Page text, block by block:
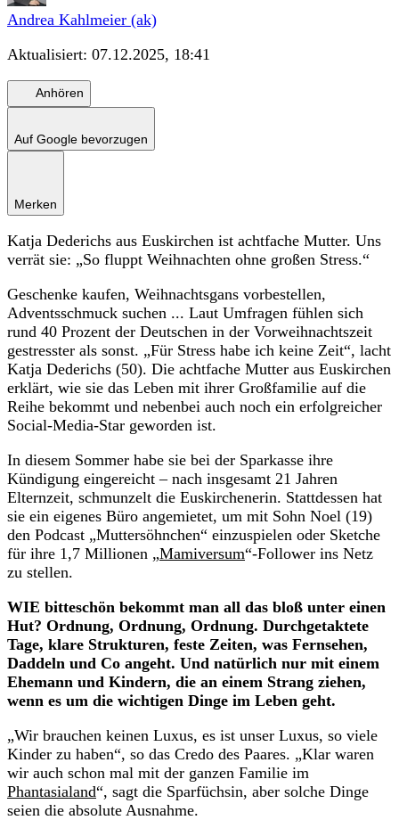
Andrea Kahlmeier (ak)
Aktualisiert: 07.12.2025, 18:41
Anhören
Auf Google bevorzugen
Merken
Katja Dederichs aus Euskirchen ist achtfache Mutter. Uns
verrät sie: „So fluppt Weihnachten ohne großen Stress.“
Geschenke kaufen, Weihnachtsgans vorbestellen,
Adventsschmuck suchen ... Laut Umfragen fühlen sich
rund 40 Prozent der Deutschen in der Vorweihnachtszeit
gestresster als sonst. „Für Stress habe ich keine Zeit“, lacht
Katja Dederichs (50). Die achtfache Mutter aus Euskirchen
erklärt, wie sie das Leben mit ihrer Großfamilie auf die
Reihe bekommt und nebenbei auch noch ein erfolgreicher
Social-Media-Star geworden ist.
In diesem Sommer habe sie bei der Sparkasse ihre
Kündigung eingereicht – nach insgesamt 21 Jahren
Elternzeit, schmunzelt die Euskirchenerin. Stattdessen hat
sie ein eigenes Büro angemietet, um mit Sohn Noel (19)
den Podcast „Muttersöhnchen“ einzuspielen oder Sketche
für ihre 1,7 Millionen „Mamiversum“-Follower ins Netz
zu stellen.
WIE bitteschön bekommt man all das bloß unter einen
Hut? Ordnung, Ordnung, Ordnung. Durchgetaktete
Tage, klare Strukturen, feste Zeiten, was Fernsehen,
Daddeln und Co angeht. Und natürlich nur mit einem
Ehemann und Kindern, die an einem Strang ziehen,
wenn es um die wichtigen Dinge im Leben geht.
„Wir brauchen keinen Luxus, es ist unser Luxus, so viele
Kinder zu haben“, so das Credo des Paares. „Klar waren
wir auch schon mal mit der ganzen Familie im
Phantasialand“, sagt die Sparfüchsin, aber solche Dinge
seien die absolute Ausnahme.